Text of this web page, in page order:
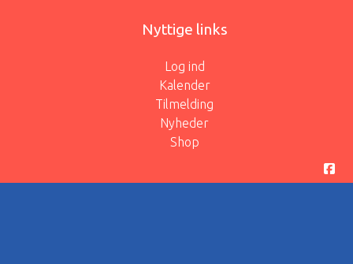
Nyttige links
Log ind
Kalender
Tilmelding
Nyheder
Shop